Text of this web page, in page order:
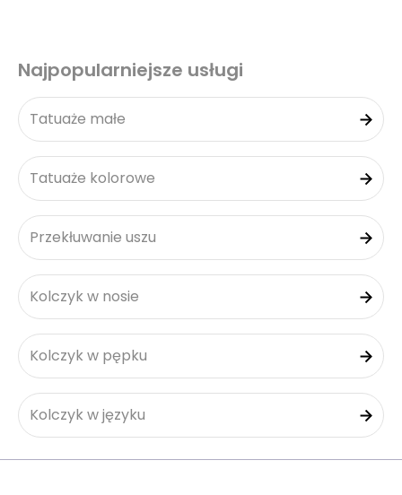
Najpopularniejsze usługi
Tatuaże małe
Tatuaże kolorowe
Przekłuwanie uszu
Kolczyk w nosie
Kolczyk w pępku
Kolczyk w języku